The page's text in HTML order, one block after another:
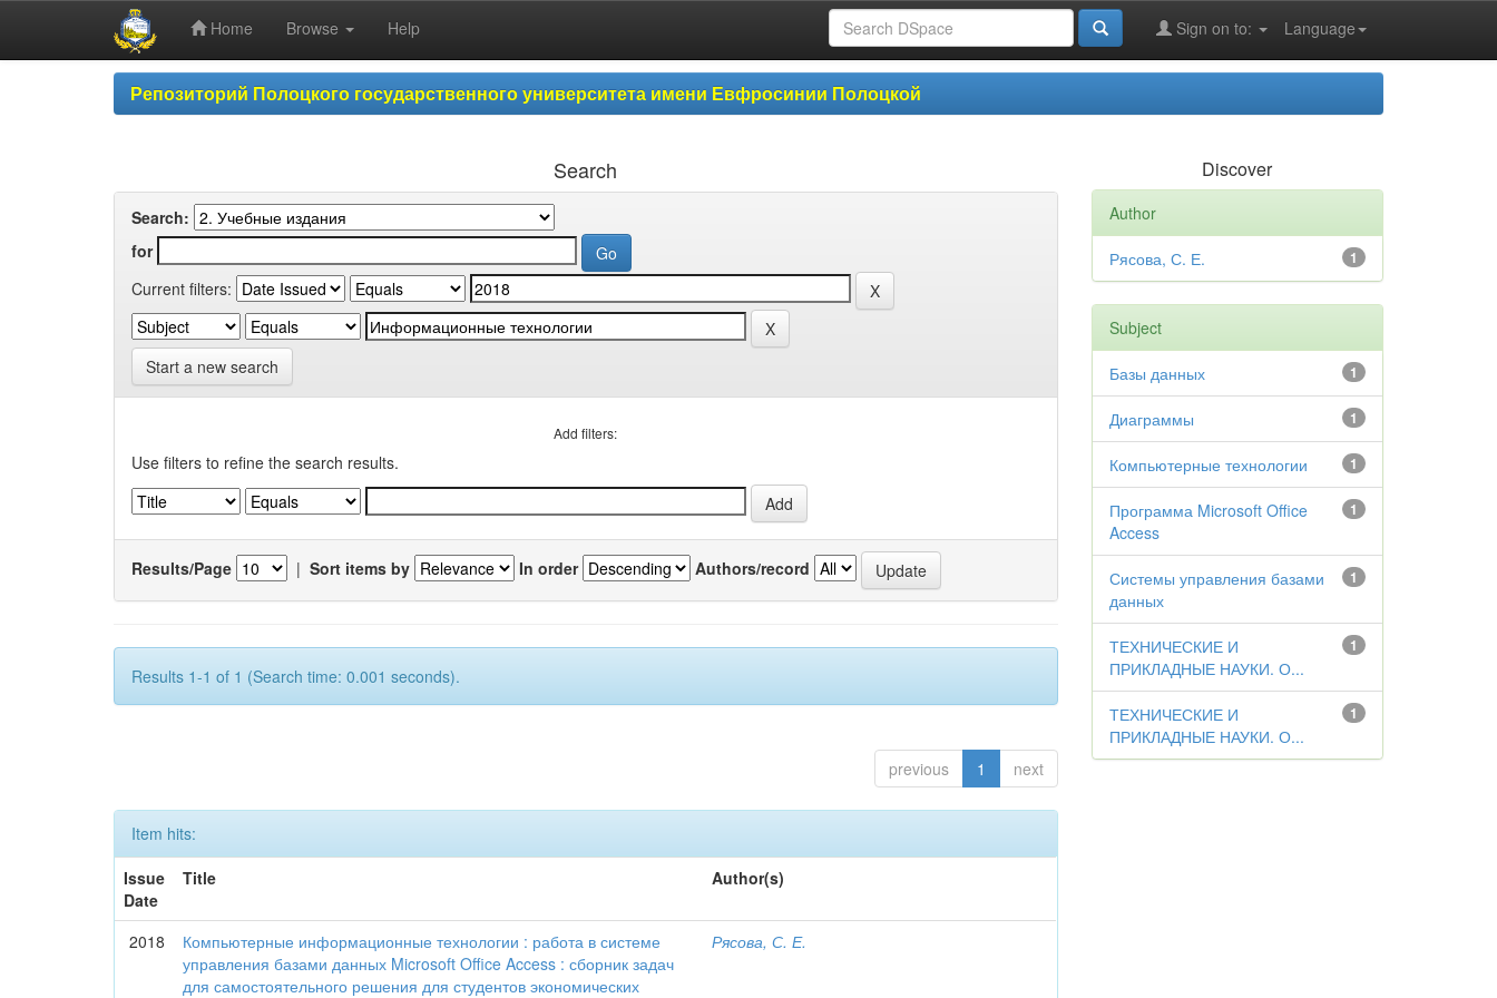
Home Browse Help Language
Sign on to:
Репозиторий Полоцкого государственного университета имени Евфросинии Полоцкой
Search
Search:
for
Current filters:
Start a new search
Add filters:
Use filters to refine the search results.
Results/Page | Sort items by In order Authors/record
Results 1-1 of 1 (Search time: 0.001 seconds).
previous 1 next
Item hits:
Issue
Date
Title Author(s)
2018
Компьютерные информационные технологии : работа в системе
управления базами данных Microsoft Office Access : сборник задач
для самостоятельного решения для студентов экономических
Рясова, С. Е.
Discover
Author
1
Рясова, С. Е.
Subject
1
Базы данных
1
Диаграммы
1
Компьютерные технологии
1
Программа Microsoft Office
Access
1
Системы управления базами
данных
1
ТЕХНИЧЕСКИЕ И
ПРИКЛАДНЫЕ НАУКИ. О...
1
ТЕХНИЧЕСКИЕ И
ПРИКЛАДНЫЕ НАУКИ. О...